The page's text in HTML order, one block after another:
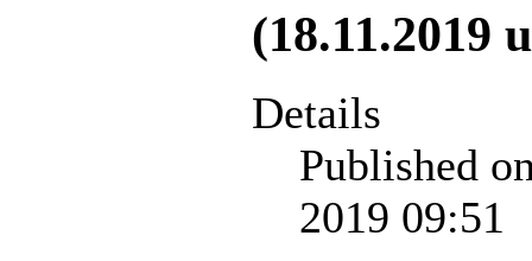
(18.11.2019
Details
Published
2019 09:51